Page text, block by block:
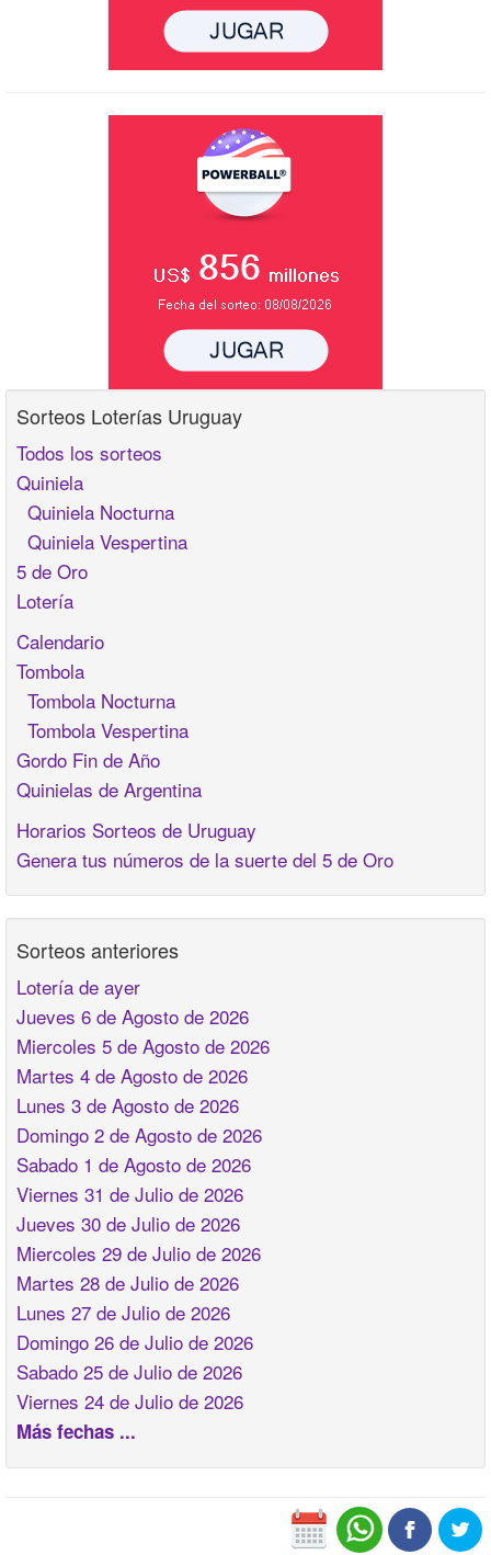
Sorteos Loterías Uruguay
Todos los sorteos
Quiniela
Quiniela Nocturna
Quiniela Vespertina
5 de Oro
Lotería
Calendario
Tombola
Tombola Nocturna
Tombola Vespertina
Gordo Fin de Año
Quinielas de Argentina
Horarios Sorteos de Uruguay
Genera tus números de la suerte del 5 de Oro
Sorteos anteriores
Lotería de ayer
Jueves 6 de Agosto de 2026
Miercoles 5 de Agosto de 2026
Martes 4 de Agosto de 2026
Lunes 3 de Agosto de 2026
Domingo 2 de Agosto de 2026
Sabado 1 de Agosto de 2026
Viernes 31 de Julio de 2026
Jueves 30 de Julio de 2026
Miercoles 29 de Julio de 2026
Martes 28 de Julio de 2026
Lunes 27 de Julio de 2026
Domingo 26 de Julio de 2026
Sabado 25 de Julio de 2026
Viernes 24 de Julio de 2026
Más fechas ...